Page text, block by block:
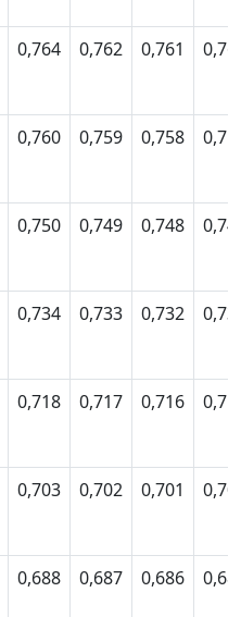
0,764 0,762 0,761
0,760 0,759 0,758
0,750 0,749 0,748
0,734 0,733 0,732
0,718 0,717 0,716
0,703 0,702 0,701
0,688 0,687 0,686